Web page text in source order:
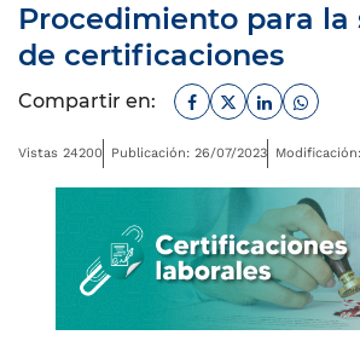
Procedimiento para la
de certificaciones
Compartir en: Facebook
TwitterLinkedin
Vistas 24200 Publicación: 26/07/2023